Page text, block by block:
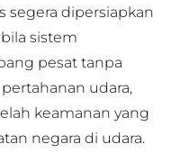
segera dipersiapkan
sistem
pesat tanpa
udara,
keamanan yang
negara di udara.